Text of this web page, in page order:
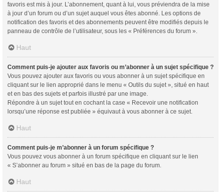
favoris est mis à jour. L’abonnement, quant à lui, vous préviendra de la mise
à jour d’un forum ou d’un sujet auquel vous êtes abonné. Les options de
notification des favoris et des abonnements peuvent être modifiés depuis le
panneau de contrôle de l’utilisateur, sous les « Préférences du forum ».
Haut
Comment puis-je ajouter aux favoris ou m’abonner à un sujet spécifique ?
Vous pouvez ajouter aux favoris ou vous abonner à un sujet spécifique en
cliquant sur le lien approprié dans le menu « Outils du sujet », situé en haut
et en bas des sujets et parfois illustré par une image.
Répondre à un sujet tout en cochant la case « Recevoir une notification
lorsqu’une réponse est publiée » équivaut à vous abonner à ce sujet.
Haut
Comment puis-je m’abonner à un forum spécifique ?
Vous pouvez vous abonner à un forum spécifique en cliquant sur le lien
« S’abonner au forum » situé en bas de la page du forum.
Haut